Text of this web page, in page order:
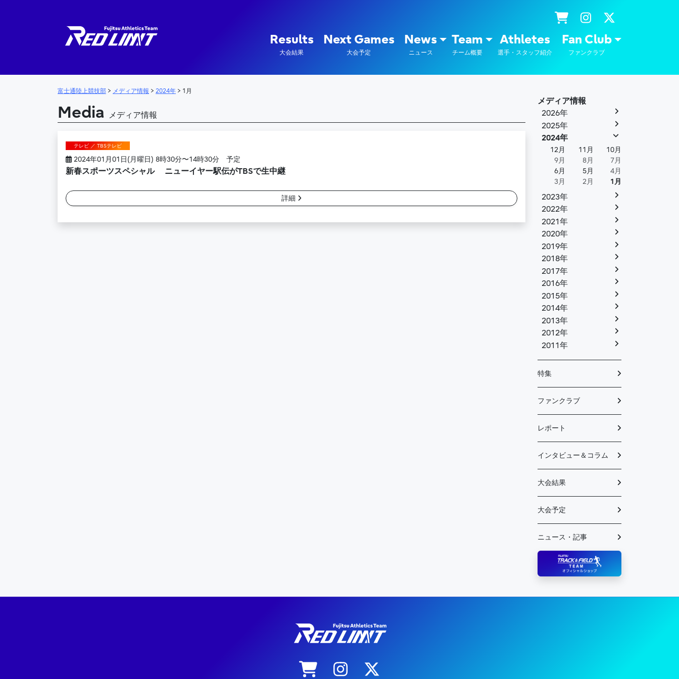
メインナビゲーション
Results
大会結果
Next Games
大会予定
News
ニュース
Team
チーム概要
Athletes
選手・スタッフ紹介
Fan Club
ファンクラブ
富士通陸上競技部 > メディア情報 > 2024年 > 1月
Media メディア情報
テレビ ／ TBSテレビ
2024年01月01日(月曜日) 8時30分〜14時30分 予定
新春スポーツスペシャル ニューイヤー駅伝がTBSで生中継
詳細
メディア情報
2026年
2025年
2024年
12月 11月
10月
9月
8月
7月
6月
5月
4月
3月
2月 1月
2023年
2022年
2021年
2020年
2019年
2018年
2017年
2016年
2015年
2014年
2013年
2012年
2011年
特集
ファンクラブ
レポート
インタビュー＆コラム
大会結果
大会予定
ニュース・記事